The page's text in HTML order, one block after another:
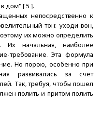
дом" [ 5 ].
непосредственно к
тон: уходи вон,
их можно определить
Их начальная, наиболее
требование. Эта формула
Но порою, особенно при
развивались за счет
Так, требуя, чтобы пошел
полить и притом полить